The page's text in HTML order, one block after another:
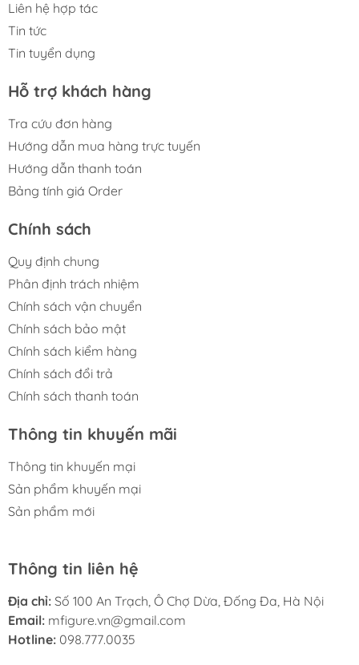
Liên hệ hợp tác
Tin tức
Tin tuyển dụng
Hỗ trợ khách hàng
Tra cứu đơn hàng
Hướng dẫn mua hàng trực tuyến
Hướng dẫn thanh toán
Bảng tính giá Order
Chính sách
Quy định chung
Phân định trách nhiệm
Chính sách vận chuyển
Chính sách bảo mật
Chính sách kiểm hàng
Chính sách đổi trả
Chính sách thanh toán
Thông tin khuyến mãi
Thông tin khuyến mại
Sản phẩm khuyến mại
Sản phẩm mới
Thông tin liên hệ
Địa chỉ: Số 100 An Trạch, Ô Chợ Dừa, Đống Đa, Hà Nội
Email: mfigure.vn@gmail.com
Hotline: 098.777.0035